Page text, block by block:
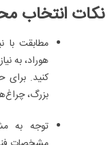
نکات انتخاب
مطابقت با
هوراد، به
کنید.
بزرگ،
توجه به